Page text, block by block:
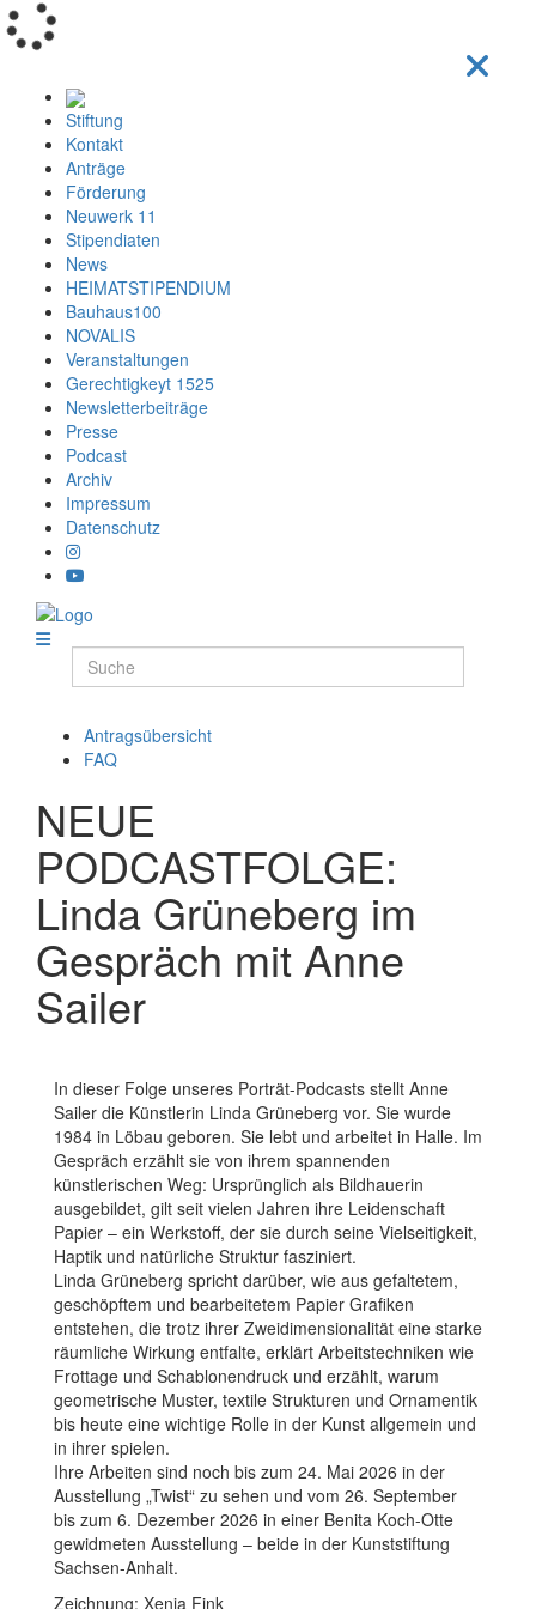
Stiftung
Kontakt
Anträge
Förderung
Neuwerk 11
Stipendiaten
News
HEIMATSTIPENDIUM
Bauhaus100
NOVALIS
Veranstaltungen
Gerechtigkeyt 1525
Newsletterbeiträge
Presse
Podcast
Archiv
Impressum
Datenschutz
Antragsübersicht
FAQ
NEUE
PODCASTFOLGE:
Linda Grüneberg im
Gespräch mit Anne
Sailer
In dieser Folge unseres Porträt-Podcasts stellt Anne
Sailer die Künstlerin Linda Grüneberg vor. Sie wurde
1984 in Löbau geboren. Sie lebt und arbeitet in Halle. Im
Gespräch erzählt sie von ihrem spannenden
künstlerischen Weg: Ursprünglich als Bildhauerin
ausgebildet, gilt seit vielen Jahren ihre Leidenschaft
Papier – ein Werkstoff, der sie durch seine Vielseitigkeit,
Haptik und natürliche Struktur fasziniert.
Linda Grüneberg spricht darüber, wie aus gefaltetem,
geschöpftem und bearbeitetem Papier Grafiken
entstehen, die trotz ihrer Zweidimensionalität eine starke
räumliche Wirkung entfalte, erklärt Arbeitstechniken wie
Frottage und Schablonendruck und erzählt, warum
geometrische Muster, textile Strukturen und Ornamentik
bis heute eine wichtige Rolle in der Kunst allgemein und
in ihrer spielen.
Ihre Arbeiten sind noch bis zum 24. Mai 2026 in der
Ausstellung „Twist“ zu sehen und vom 26. September
bis zum 6. Dezember 2026 in einer Benita Koch-Otte
gewidmeten Ausstellung – beide in der Kunststiftung
Sachsen-Anhalt.
Zeichnung: Xenia Fink